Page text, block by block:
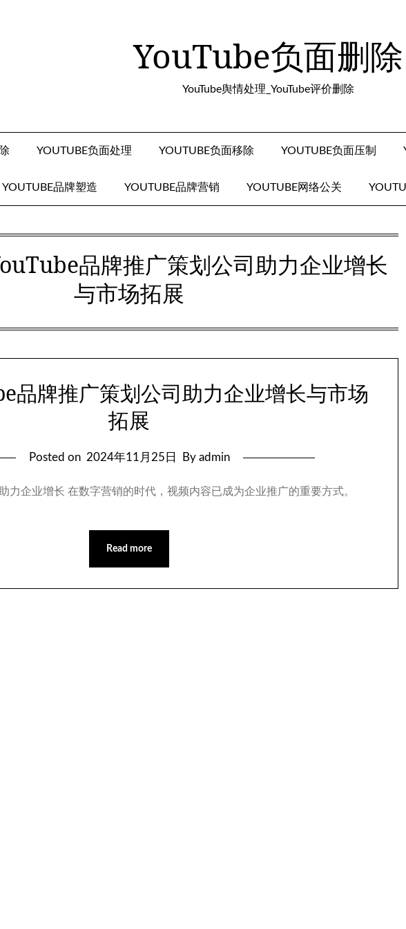
YouTube负面删除
YouTube舆情处理_YouTube评价删除
YOUTUBE负面处理 YOUTUBE负面移除 YOUTUBE负面压制
YOUTUBE品牌塑造 YOUTUBE品牌营销 YOUTUBE网络公关
品牌推广策划公司助力企业增长
与市场拓展
品牌推广策划公司助力企业增长与市场
拓展
Posted on 2024年11月25日 By admin
力企业增长 在数字营销的时代，视频内容已成为企业推广的重要方式。
Read more